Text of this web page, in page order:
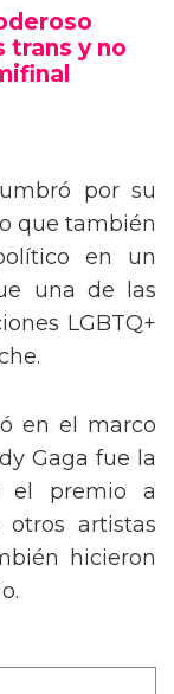
trans y no
por su
que también
en un
una de las
LGBTQ+
en el marco
Gaga fue la
el premio a
artistas
hicieron